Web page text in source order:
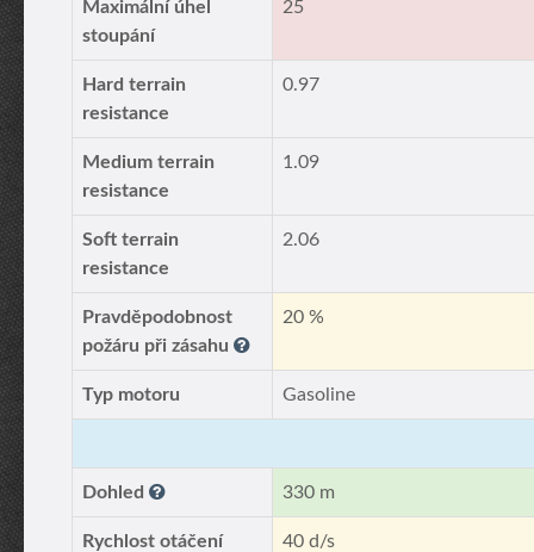
Maximální úhel
stoupání
25
Hard terrain
resistance
0.97
Medium terrain
resistance
1.09
Soft terrain
resistance
2.06
Pravděpodobnost
požáru při zásahu
20 %
Typ motoru Gasoline
Dohled 330 m
Rychlost otáčení
40 d/s